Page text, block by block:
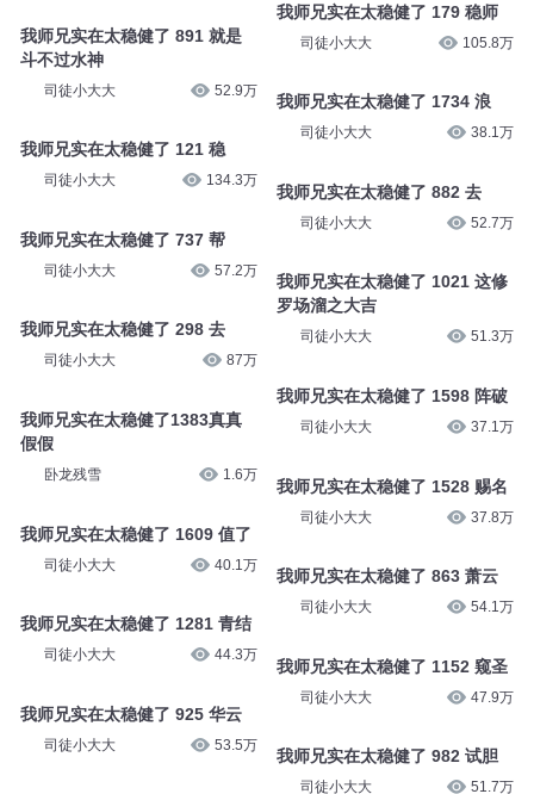
我师兄实在太稳健了 891 就是
斗不过水神
司徒小大大 52.9万
我师兄实在太稳健了 121 稳
司徒小大大 134.3万
我师兄实在太稳健了 737 帮
司徒小大大 57.2万
我师兄实在太稳健了 298 去
司徒小大大 87万
我师兄实在太稳健了1383真真
假假
卧龙残雪 1.6万
我师兄实在太稳健了 1609 值了
司徒小大大 40.1万
我师兄实在太稳健了 1281 青结
司徒小大大 44.3万
我师兄实在太稳健了 925 华云
司徒小大大 53.5万
我师兄实在太稳健了 179 稳师
司徒小大大 105.8万
我师兄实在太稳健了 1734 浪
司徒小大大 38.1万
我师兄实在太稳健了 882 去
司徒小大大 52.7万
我师兄实在太稳健了 1021 这修
罗场溜之大吉
司徒小大大 51.3万
我师兄实在太稳健了 1598 阵破
司徒小大大 37.1万
我师兄实在太稳健了 1528 赐名
司徒小大大 37.8万
我师兄实在太稳健了 863 萧云
司徒小大大 54.1万
我师兄实在太稳健了 1152 窥圣
司徒小大大 47.9万
我师兄实在太稳健了 982 试胆
司徒小大大 51.7万